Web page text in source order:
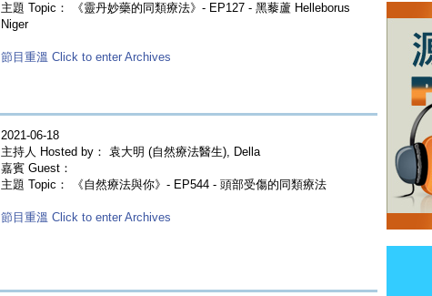
主題 Topic： 《靈丹妙藥的同類療法》- EP127 - 黑藜蘆 Helleborus
Niger
節目重溫 Click to enter Archives
2021-06-18
主持人 Hosted by： 袁大明 (自然療法醫生), Della
嘉賓 Guest：
主題 Topic： 《自然療法與你》- EP544 - 頭部受傷的同類療法
節目重溫 Click to enter Archives